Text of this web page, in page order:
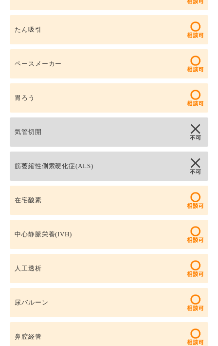
たん吸引
ペースメーカー
胃ろう
気管切開
筋萎縮性側索硬化症(ALS)
在宅酸素
中心静脈栄養(IVH)
人工透析
尿バルーン
鼻腔経管